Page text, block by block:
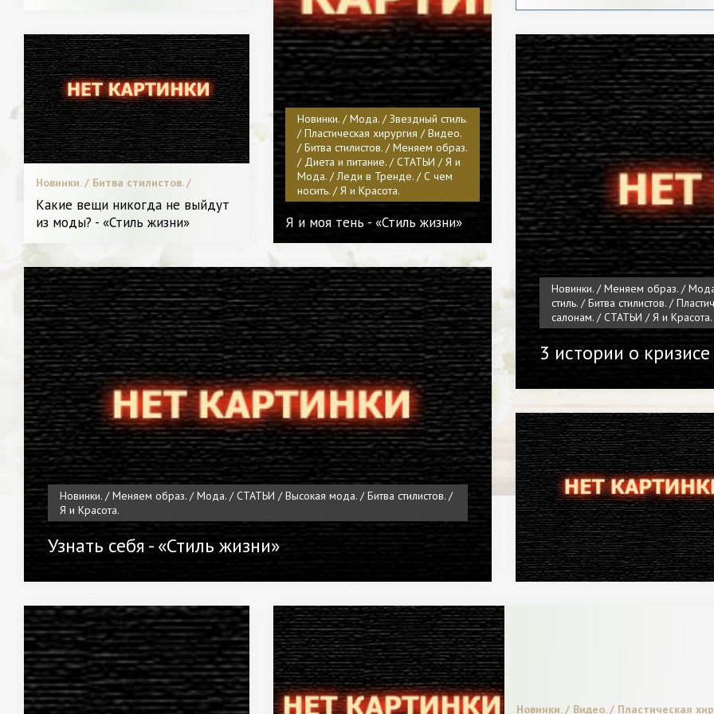
Новинки. / Мода. / Звездный стиль.
/ Пластическая хирургия / Видео.
/ Битва стилистов. / Меняем образ.
/ Диета и питание. / СТАТЬИ / Я и
Мода. / Леди в Тренде. / С чем
носить. / Я и Красота.
Я и моя тень - «Стиль жизни»
Новинки. / Меняем образ. /
стиль. / Битва стилистов. /
салонам. / СТАТЬИ / Я и Красота.
3 истории о
Новинки. / Меняем образ. / Мода. / СТАТЬИ / Высокая мода. / Битва стилистов. /
Я и Красота.
Узнать себя - «Стиль жизни»
Новинки. / Битва стилистов. /
Пластическая хирургия / Звездный
стиль. / Мода. / С чем носить. / Видео.
/ Красота. / Леди в Тренде. / Я и
Какие вещи никогда не выйдут
из моды? - «Стиль жизни»
Новинки. / Видео. / Пластическая